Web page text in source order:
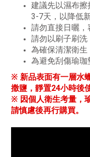
建議先以濕布
3-7天，以降低
請勿直接日曬，
請勿以刷子刷洗
為確保清潔衛生
為避免刮傷瑜珈
※ 新品表面有一層水
撒鹽，靜置24小時後
※ 因個人衛生考量，
請慎慮後再行購買。